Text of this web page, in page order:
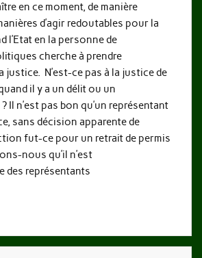
en ce moment, de manière
d’agir redoutables pour la
l’Etat en la personne de
cherche à prendre
justice. N’est-ce pas à la justice de
il y a un délit ou un
Il n’est pas bon qu’un représentant
sans décision apparente de
fut-ce pour un retrait de permis
nous qu’il n’est
des représentants